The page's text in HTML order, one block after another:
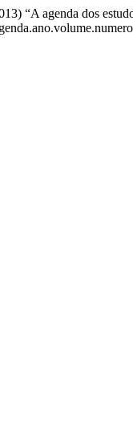
“A agenda dos